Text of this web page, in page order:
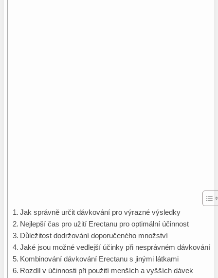
Jak správně určit dávkování pro výrazné výsledky
Nejlepší čas pro užití Erectanu pro optimální účinnost
Důležitost dodržování doporučeného množství
Jaké jsou možné vedlejší účinky při nesprávném dávkování
Kombinování dávkování Erectanu s jinými látkami
Rozdíl v účinnosti při použití menších a vyšších dávek